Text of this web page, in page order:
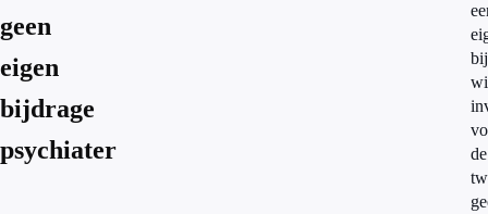
geen
eigen
bijdrage
psychiater
de